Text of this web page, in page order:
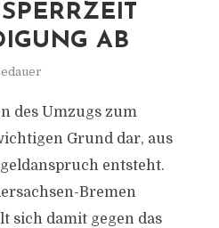
AB
des Umzugs zum
Grund dar, aus
entsteht.
Bremen
sich damit gegen das